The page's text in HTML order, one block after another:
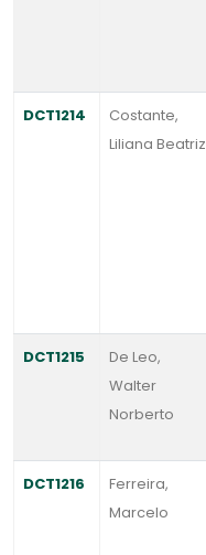
DCT1214
Costante,
Liliana Beatriz
DCT1215
De Leo,
Walter
Norberto
DCT1216
Ferreira,
Marcelo